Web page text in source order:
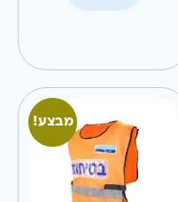
מבצע!